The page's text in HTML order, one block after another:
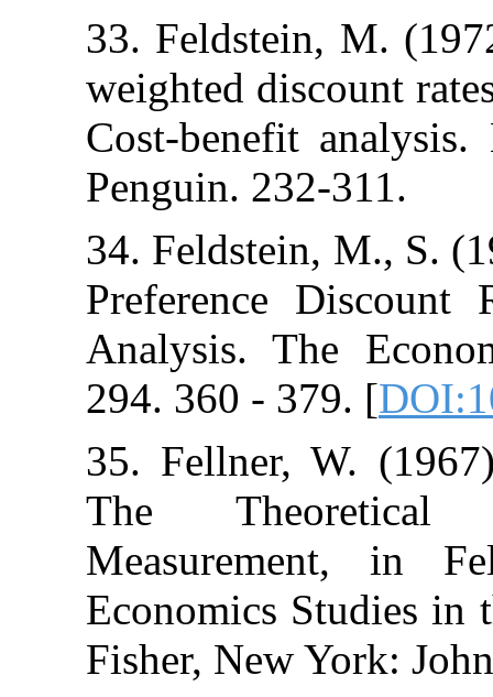
33. Feldstein,
weighted
Cost-benefit
Penguin. 232-
34. Feldstein,
Preference
Analysis.
294. 360 -
35. Fellner,
The
Economics
Fisher, New